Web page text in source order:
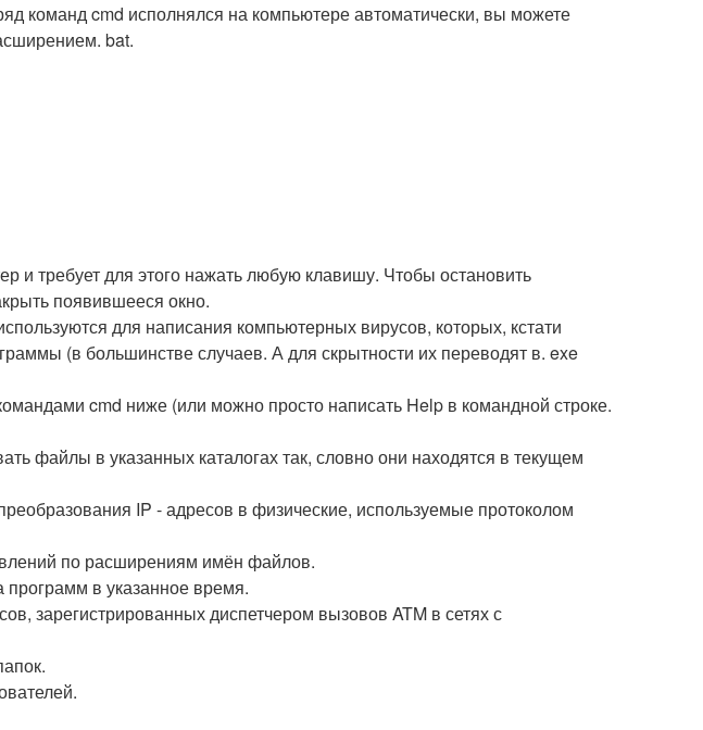
команд cmd исполнялся на компьютере автоматически, вы можете
bat.
и требует для этого нажать любую клавишу. Чтобы остановить
появившееся окно.
для написания компьютерных вирусов, которых, кстати
(в большинстве случаев. А для скрытности их переводят в. exe
cmd ниже (или можно просто написать Help в командной строке.
файлы в указанных каталогах так, словно они находятся в текущем
IP - адресов в физические, используемые протоколом
по расширениям имён файлов.
программ в указанное время.
зарегистрированных диспетчером вызовов ATM в сетях с